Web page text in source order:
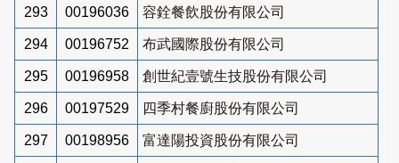
293 00196036 容銓餐飲股份有限公司
294 00196752 布武國際股份有限公司
295 00196958 創世紀壹號生技股份有限公司
296 00197529 四季村餐廚股份有限公司
297 00198956 富達陽投資股份有限公司